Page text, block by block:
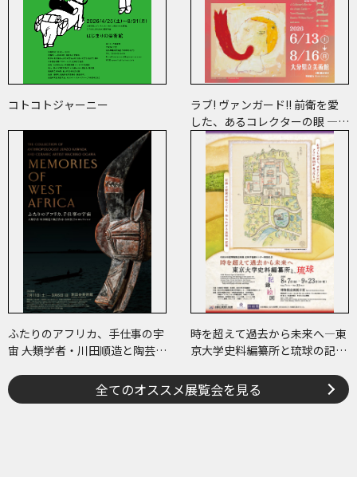
コトコトジャーニー
ラブ! ヴァンガード!! 前衛を愛
した、あるコレクターの眼 ―草
間彌生、ヘイター and more
ふたりのアフリカ、手仕事の宇
宙 ――人類学者・川田順造と陶芸作
時を超えて過去から未来へ―東
京大学史料編纂所と琉球の記
全てのオススメ展覧会を見る